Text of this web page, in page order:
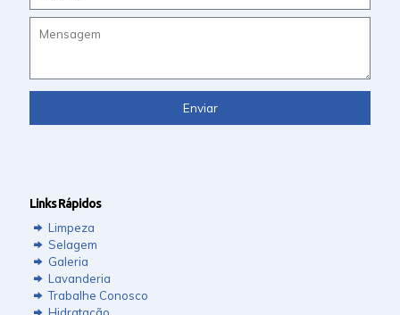
Links Rápidos
Limpeza
Selagem
Galeria
Lavanderia
Trabalhe Conosco